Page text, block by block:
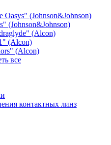
(Johnson&Johnson)
(Johnson&Johnson)
(Alcon)
(Alcon)
(Alcon)
все
контактных линз